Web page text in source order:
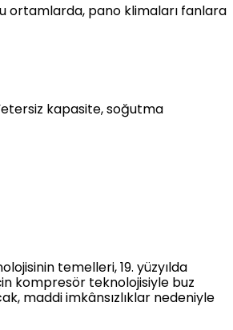
ortamlarda, pano klimaları fanlara
kapasite, soğutma
temelleri, 19. yüzyılda
kompresör teknolojisiyle buz
maddi imkânsızlıklar nedeniyle